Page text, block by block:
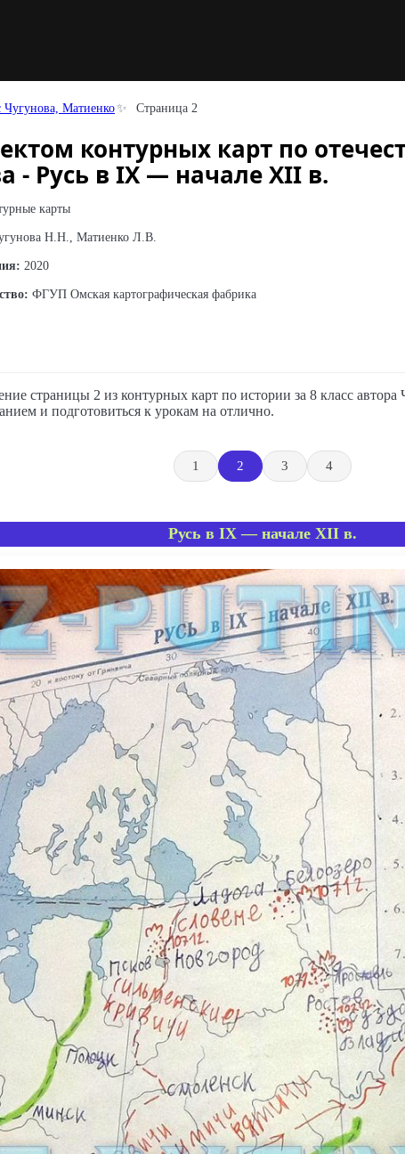
Чугунова, Матиенко Страница 2
контурных карт по
- Русь в IX — начале XII в.
карты
Н.Н., Матиенко Л.В.
2020
ФГУП Омская картографическая фабрика
страницы 2 из контурных карт по истории за 8 класс
и подготовиться к урокам на отлично.
1 2 3 4
Русь в IX — начале XII в.